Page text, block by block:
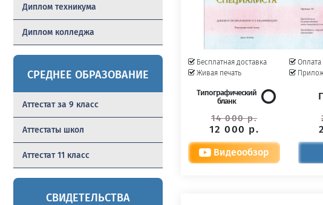
Диплом техникума
Диплом колледжа
СРЕДНЕЕ ОБРАЗОВАНИЕ
Аттестат за 9 класс
Аттестаты школ
Аттестат 11 класс
СВИДЕТЕЛЬСТВА
Бесплатная доставка
Живая печать
Типографический
бланк
14 000 р.
12 000 р.
Видеообзор